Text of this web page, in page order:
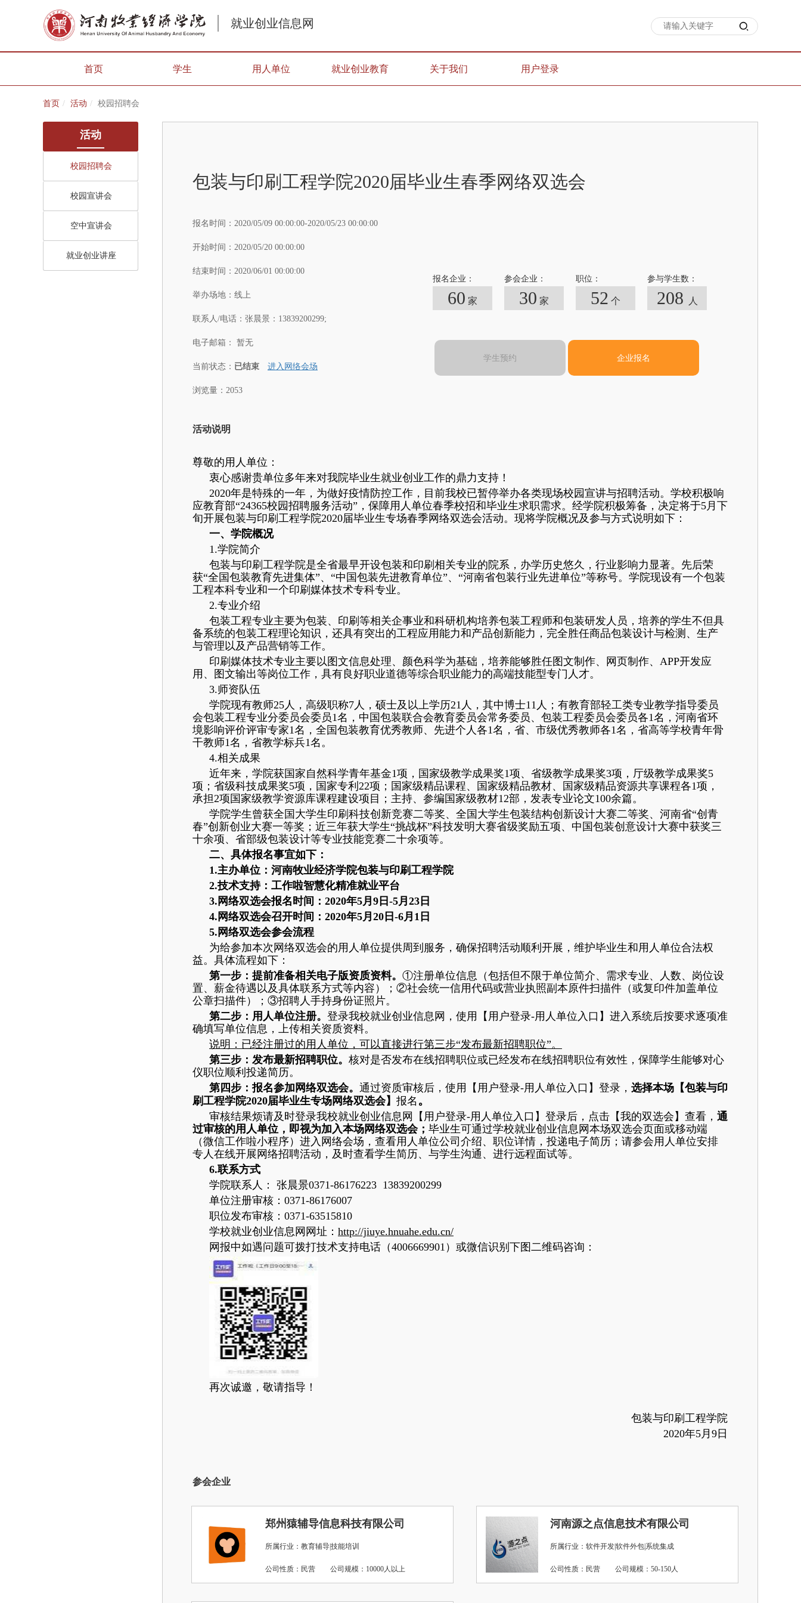
就业创业信息网
首页 学生 用人单位 就业创业教育 关于我们 用户登录
首页 活动 校园招聘会
活动
校园招聘会
校园宣讲会
空中宣讲会
就业创业讲座
包装与印刷工程学院2020届毕业生春季网络双选会
报名时间： 2020/05/09 00:00:00-2020/05/23 00:00:00
开始时间： 2020/05/20 00:00:00
结束时间： 2020/06/01 00:00:00
举办场地： 线上
联系人/电话： 张晨景：13839200299;
电子邮箱： 暂无
当前状态： 已结束 进入网络会场
浏览量：2053
报名企业：
60 家
参会企业：
30 家
职位：
52 个
参与学生数：
208 人
学生预约 企业报名
活动说明
尊敬的用人单位：
衷心感谢贵单位多年来对我院毕业生就业创业工作的鼎力支持！
2020年是特殊的一年，为做好疫情防控工作，目前我校已暂停举办各类现场校园宣讲与招聘活动。学校积极响
应教育部“24365校园招聘服务活动”，保障用人单位春季校招和毕业生求职需求。经学院积极筹备，决定将于5月下
旬开展包装与印刷工程学院2020届毕业生专场春季网络双选会活动。现将学院概况及参与方式说明如下：
一、学院概况
1.学院简介
包装与印刷工程学院是全省最早开设包装和印刷相关专业的院系，办学历史悠久，行业影响力显著。先后荣
获“全国包装教育先进集体”、“中国包装先进教育单位”、“河南省包装行业先进单位”等称号。学院现设有一个包装
工程本科专业和一个印刷媒体技术专科专业。
2.专业介绍
包装工程专业主要为包装、印刷等相关企事业和科研机构培养包装工程师和包装研发人员，培养的学生不但具
备系统的包装工程理论知识，还具有突出的工程应用能力和产品创新能力，完全胜任商品包装设计与检测、生产
与管理以及产品营销等工作。
印刷媒体技术专业主要以图文信息处理、颜色科学为基础，培养能够胜任图文制作、网页制作、APP开发应
用、图文输出等岗位工作，具有良好职业道德等综合职业能力的高端技能型专门人才。
3.师资队伍
学院现有教师25人，高级职称7人，硕士及以上学历21人，其中博士11人；有教育部轻工类专业教学指导委员
会包装工程专业分委员会委员1名，中国包装联合会教育委员会常务委员、包装工程委员会委员各1名，河南省环
境影响评价评审专家1名，全国包装教育优秀教师、先进个人各1名，省、市级优秀教师各1名，省高等学校青年骨
干教师1名，省教学标兵1名。
4.相关成果
近年来，学院获国家自然科学青年基金1项，国家级教学成果奖1项、省级教学成果奖3项，厅级教学成果奖5
项；省级科技成果奖5项，国家专利22项；国家级精品课程、国家级精品教材、国家级精品资源共享课程各1项，
承担2项国家级教学资源库课程建设项目；主持、参编国家级教材12部，发表专业论文100余篇。
学院学生曾获全国大学生印刷科技创新竞赛二等奖、全国大学生包装结构创新设计大赛二等奖、河南省“创青
春”创新创业大赛一等奖；近三年获大学生“挑战杯”科技发明大赛省级奖励五项、中国包装创意设计大赛中获奖三
十余项、省部级包装设计等专业技能竞赛二十余项等。
二、具体报名事宜如下：
1.主办单位：河南牧业经济学院包装与印刷工程学院
2.技术支持：工作啦智慧化精准就业平台
3.网络双选会报名时间：2020年5月9日-5月23日
4.网络双选会召开时间：2020年5月20日-6月1日
5.网络双选会参会流程
为给参加本次网络双选会的用人单位提供周到服务，确保招聘活动顺利开展，维护毕业生和用人单位合法权
益。具体流程如下：
第一步：提前准备相关电子版资质资料。 ①注册单位信息（包括但不限于单位简介、需求专业、人数、岗位设
置、薪金待遇以及具体联系方式等内容）；②社会统一信用代码或营业执照副本原件扫描件（或复印件加盖单位
公章扫描件）；③招聘人手持身份证照片。
第二步：用人单位注册。 登录我校就业创业信息网，使用【用户登录-用人单位入口】进入系统后按要求逐项准
确填写单位信息，上传相关资质资料。
说明：已经注册过的用人单位，可以直接进行第三步“发布最新招聘职位”。
第三步：发布最新招聘职位。 核对是否发布在线招聘职位或已经发布在线招聘职位有效性，保障学生能够对心
仪职位顺利投递简历。
第四步：报名参加网络双选会。 通过资质审核后，使用【用户登录-用人单位入口】登录， 选择本场【包装与印
刷工程学院2020届毕业生专场网络双选会】 报名 。
审核结果烦请及时登录我校就业创业信息网【用户登录-用人单位入口】登录后，点击【我的双选会】查看， 通
过审核的用人单位，即视为加入本场网络双选会； 毕业生可通过学校就业创业信息网本场双选会页面或移动端
（微信工作啦小程序）进入网络会场，查看用人单位公司介绍、职位详情，投递电子简历；请参会用人单位安排
专人在线开展网络招聘活动，及时查看学生简历、与学生沟通、进行远程面试等。
6.联系方式
学院联系人： 张晨景0371-86176223 13839200299
单位注册审核：0371-86176007
职位发布审核：0371-63515810
学校就业创业信息网网址： http://jiuye.hnuahe.edu.cn/
网报中如遇问题可拨打技术支持电话（4006669901）或微信识别下图二维码咨询：
再次诚邀，敬请指导！
包装与印刷工程学院
2020年5月9日
参会企业
郑州猿辅导信息科技有限公司
所属行业：教育辅导|技能培训
公司性质：民营 公司规模：10000人以上
河南源之点信息技术有限公司
所属行业：软件开发|软件外包|系统集成
公司性质：民营 公司规模：50-150人